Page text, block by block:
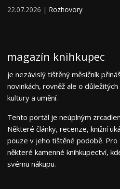
22.07.2026 | Rozhovory
magazín knihkupec
je nezávislý tištěný měsíčník
novinkách, rovněž ale o
kultury a umění.
Tento portál je neúplným
Některé články, recenze, knižní
pouze v jeho tištěné podobě.
některé kamenné knihkupectví,
svému nákupu.